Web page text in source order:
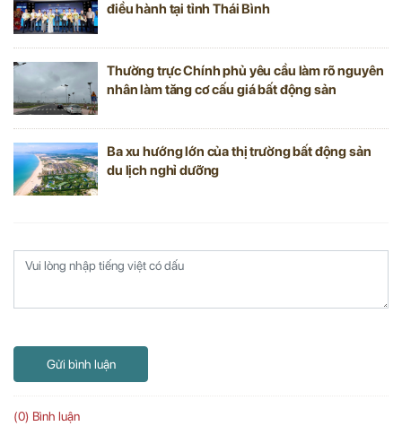
điều hành tại tỉnh Thái Bình
Thường trực Chính phủ yêu cầu làm rõ nguyên
nhân làm tăng cơ cấu giá bất động sản
Ba xu hướng lớn của thị trường bất động sản
du lịch nghỉ dưỡng
Gửi bình luận
(0) Bình luận